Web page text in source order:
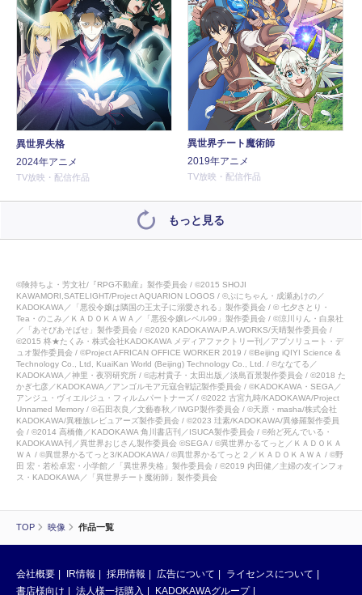
TOP 映像 作品一覧
異世界失格
2024年アニメ
TV放映・配信作品
異世界チート魔術師
2019年アニメ
TV放映・配信作品
もっと見る
©険持ちよ・芳文社/『RPG不動産』製作委員会 / ©2015 SHOJI
KAWAMORI,SATELIGHT/Project AQUARION LOGOS / ©ぷにちゃん・成瀬あけの／
KADOKAWA／「悪役令嬢は隣国の王太子に溺愛される」製作委員会 / © 七夕さとり・
Tea・のこみ／ＫＡＤＯＫＡＷＡ／「悪役令嬢レベル99」製作委員会 / ©涼川りん・白泉社
／「あそびあそばせ」製作委員会 / ©2020 KADOKAWA/P.A.WORKS/天晴製作委員会 /
©2015 柊★たくみ・株式会社KADOKAWA メディアファクトリー刊／アブソリュート・デ
ュオ製作委員会 / ©Project AFRICAN OFFICE WORKER 2019 / ©Beijing iQIYI Science &
Technology Co., Ltd, KuaiKan World (Beijing) Technology Co., Ltd. / ©ななてる／
KADOKAWA／神里・夜羽研究所 / ©志村貴子・太田出版／淡島百景製作委員会 / ©2018 た
かぎ七彦／KADOKAWA／アンゴルモア元寇合戦記製作委員会 / ©KADOKAWA・SEGA／
アンジュ・ヴィエルジュ・フィルムパートナーズ / ©2022 古宮九時/KADOKAWA/Project
Unnamed Memory / ©石田衣良／文藝春秋／IWGP製作委員会 / ©天原・masha/株式会社
KADOKAWA/異種族レビュアーズ製作委員会 / ©2023 珪素/KADOKAWA/異修羅製作委員
会 / ©2014 高橋脩／KADOKAWA 角川書店刊／ISUCA製作委員会 / ©殆ど死んでいる・
KADOKAWA刊／異世界おじさん製作委員会 ©SEGA / ©異世界かるてっと／ＫＡＤＯＫＡ
ＷＡ / ©異世界かるてっと3/KADOKAWA / ©異世界かるてっと２／ＫＡＤＯＫＡＷＡ / ©野
田 宏・若松卓宏・小学館／「異世界失格」製作委員会 / ©2019 内田健／主婦の友インフォ
ス・KADOKAWA／「異世界チート魔術師」製作委員会
会社概要 IR情報 採用情報 広告について
ライセンスについて
書店様向け
法人様一括購入 KADOKAWAグループ